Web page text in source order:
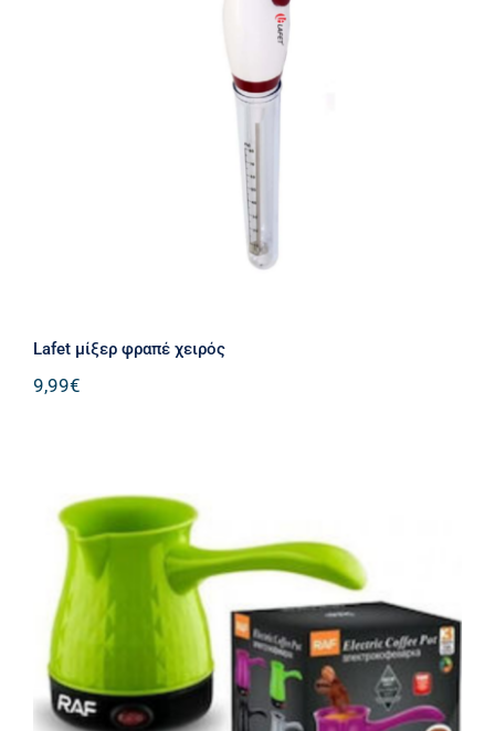
Lafet μίξερ φραπέ χειρός
Lafet μίξερ φραπέ χειρός
9,99€
Ηλεκτρικό μπρίκι RAF